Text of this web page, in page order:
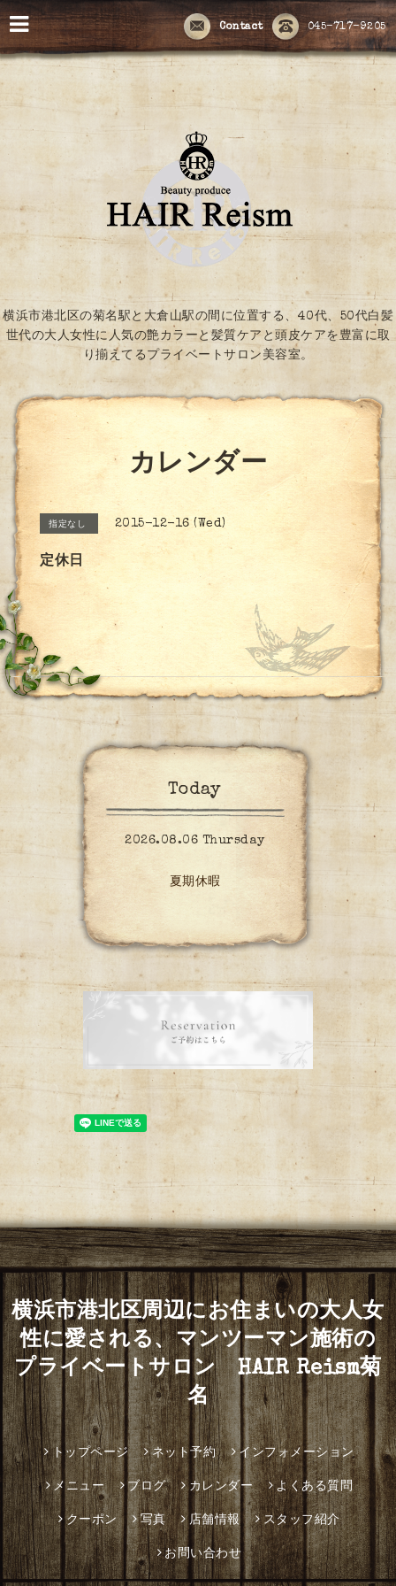
045-717-9205
Contact
横浜市港北区の菊名駅と大倉山駅の間に位置する、40代、50代白髪
世代の大人女性に人気の艶カラーと髪質ケアと頭皮ケアを豊富に取
り揃えてるプライベートサロン美容室。
カレンダー
指定なし 2015-12-16 (Wed)
定休日
Today
2026.08.06 Thursday
夏期休暇
横浜市港北区周辺にお住まいの大人女
性に愛される、マンツーマン施術の
プライベートサロン HAIR Reism菊
名
トップページ ネット予約 インフォメーション
メニュー ブログ カレンダー よくある質問
クーポン 写真 店舗情報 スタッフ紹介
お問い合わせ